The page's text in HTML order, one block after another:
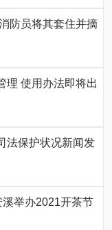
防员将其套住并摘
理 使用办法即将出
法保护状况新闻发
溪举办2021开茶节